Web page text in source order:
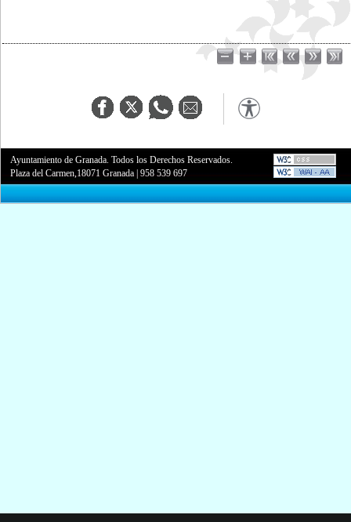
Ayuntamiento de Granada. Todos los Derechos Reservados.
Plaza del Carmen,18071 Granada |958 539 697